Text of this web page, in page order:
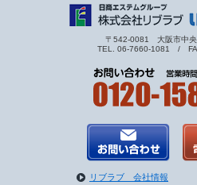
〒542-0081 大阪市中央
TEL. 06-7660-1081 /
リブラブ 会社情報